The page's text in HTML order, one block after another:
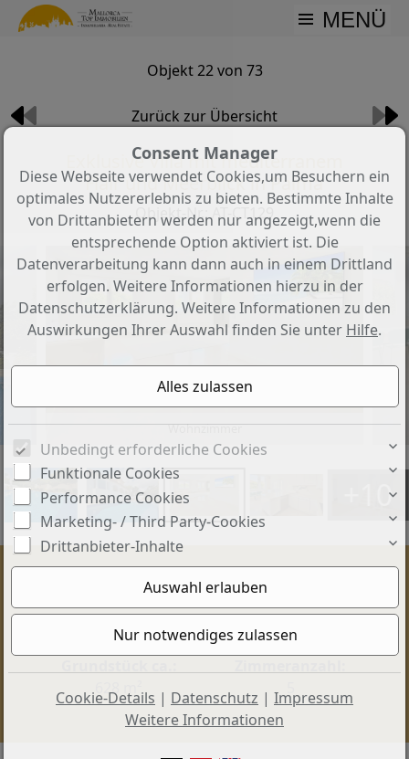
MENÜ
Objekt 22 von 73
Zurück zur Übersicht
Exklusive Villa mit mediterranem
Flair und Meerblick in Palma
Objekt-Nr.: AT-CT129
Wohnzimmer
+10
1.800.000 €
Wohnfläche ca.:
362 m²
628 m²
Consent Manager
Diese Webseite verwendet Cookies,um Besuchern ein
optimales Nutzererlebnis zu bieten. Bestimmte Inhalte
von Drittanbietern werden nur angezeigt,wenn die
entsprechende Option aktiviert ist. Die
Datenverarbeitung kann dann auch in einem Drittland
erfolgen. Weitere Informationen hierzu in der
Datenschutzerklärung. Weitere Informationen zu den
Auswirkungen Ihrer Auswahl finden Sie unter Hilfe.
Unbedingt erforderliche Cookies
Funktionale Cookies
Performance Cookies
Marketing- / Third Party-Cookies
Drittanbieter-Inhalte
Cookie-Details | Datenschutz | Impressum
Weitere Informationen